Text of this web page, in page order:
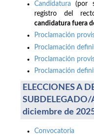
Candidatura (por
registro del
candidatura fuera
Proclamación
Proclamación
Proclamación
Proclamación
ELECCIONES A
SUBDELEGADO/
diciembre de
Convocatoria